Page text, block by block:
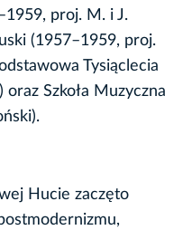
proj. M. i J.
(1957–1959, proj.
Tysiąclecia
oraz Szkoła Muzyczna
Hucie zaczęto